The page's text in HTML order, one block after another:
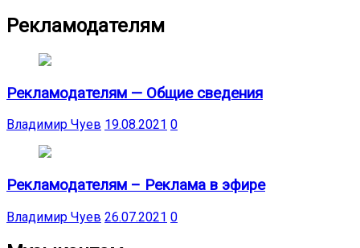
Рекламодателям
Рекламодателям — Общие сведения
Владимир Чуев 19.08.2021 0
Рекламодателям – Реклама в эфире
Владимир Чуев 26.07.2021 0